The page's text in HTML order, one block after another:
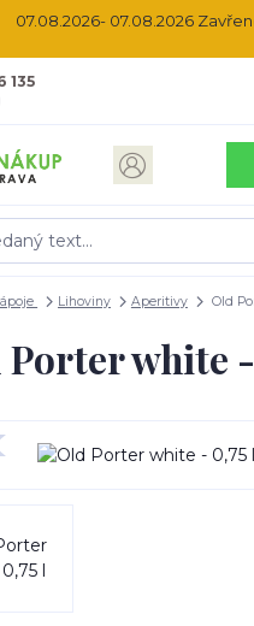
07.08.2026- 07.08.2026
135
Lihoviny Aperitivy Old
Porter white